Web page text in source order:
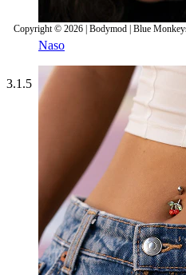
Naso
Copyright © 2026 | Bodymod | Blue
3.1.5